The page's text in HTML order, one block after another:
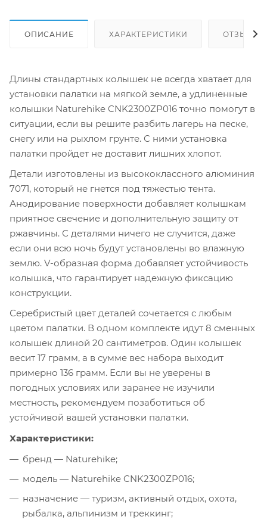
ОПИСАНИЕ ХАРАКТЕРИСТИКИ ОТЗЫВЫ
Длины стандартных колышек не всегда хватает для
установки палатки на мягкой земле, а удлиненные
колышки Naturehike CNK2300ZP016 точно помогут в
ситуации, если вы решите разбить лагерь на песке,
снегу или на рыхлом грунте. С ними установка
палатки пройдет не доставит лишних хлопот.
Детали изготовлены из высококлассного алюминия
7071, который не гнется под тяжестью тента.
Анодирование поверхности добавляет колышкам
приятное свечение и дополнительную защиту от
ржавчины. С деталями ничего не случится, даже
если они всю ночь будут установлены во влажную
землю. V-образная форма добавляет устойчивость
колышка, что гарантирует надежную фиксацию
конструкции.
Серебристый цвет деталей сочетается с любым
цветом палатки. В одном комплекте идут 8 сменных
колышек длиной 20 сантиметров. Один колышек
весит 17 грамм, а в сумме вес набора выходит
примерно 136 грамм. Если вы не уверены в
погодных условиях или заранее не изучили
местность, рекомендуем позаботиться об
устойчивой вашей установки палатки.
Характеристики:
бренд — Naturehike;
модель — Naturehike CNK2300ZP016;
назначение — туризм, активный отдых, охота,
рыбалка, альпинизм и треккинг;